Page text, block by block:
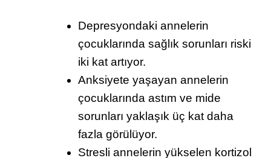
Depresyondaki annelerin
çocuklarında sağlık sorunları riski
iki kat artıyor.
Anksiyete yaşayan annelerin
çocuklarında astım ve mide
sorunları yaklaşık üç kat daha
fazla görülüyor.
Stresli annelerin yükselen kortizol